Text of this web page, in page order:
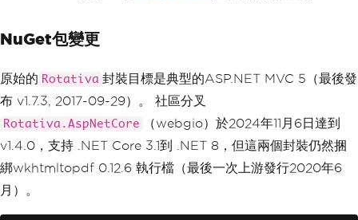
NuGet包變更
原始的 Rotativa 封裝目標是典型的ASP.NET MVC 5（最後發
布 v1.7.3, 2017-09-29）。 社區分叉
Rotativa.AspNetCore
（webgio）於2024年11月6日達到
v1.4.0，支持 .NET Core 3.1到 .NET 8，但這兩個封裝仍然捆
綁wkhtmltopdf 0.12.6 執行檔（最後一次上游發行2020年6
月）。